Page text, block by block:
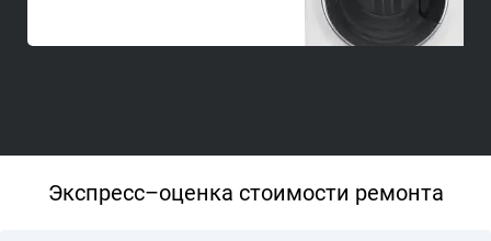
Экспресс–оценка стоимости ремонта